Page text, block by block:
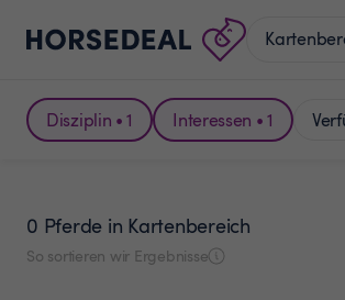
Disziplin • 1 Interessen • 1
0 Pferde in Kartenbereich
So sortieren wir Ergebnisse